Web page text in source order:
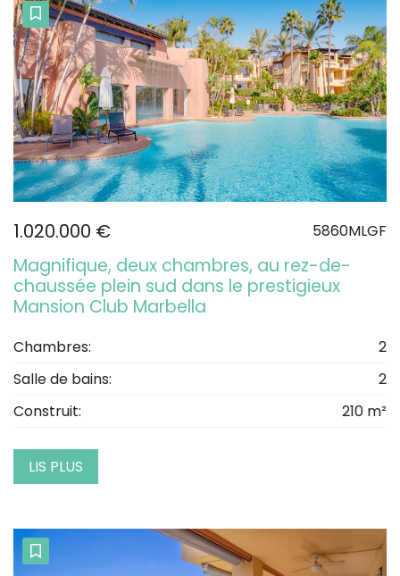
1.020.000 € 5860MLGF
Magnifique, deux chambres, au rez-de-
chaussée plein sud dans le prestigieux
Mansion Club Marbella
Chambres:
2
Salle de bains:
2
Construit:
210 m²
LIS PLUS